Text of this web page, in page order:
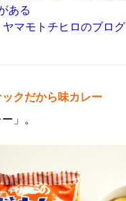
ある
ヤマモトチヒロのブログ
クだから味カレー
」。